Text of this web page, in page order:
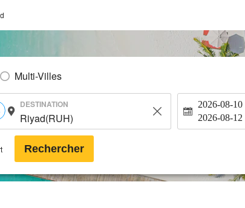
Multi-Villes
DESTINATION 2026-08-10
2026-08-12
Rechercher